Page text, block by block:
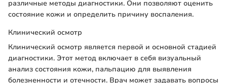
различные методы диагностики. Они позволяют оценить
состояние кожи и определить причину воспаления.
Клинический осмотр
Клинический осмотр является первой и основной стадией
диагностики. Этот метод включает в себя визуальный
анализ состояния кожи, пальпацию для выявления
болезненности и отечности. Врач может задавать вопросы